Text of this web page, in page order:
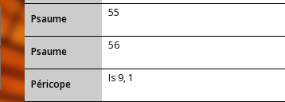
Psaume
55
Psaume 56
Péricope Is 9, 1